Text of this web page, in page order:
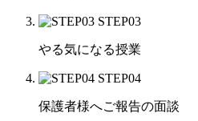
STEP03
やる気になる授業
STEP04
保護者様へご報告の面談